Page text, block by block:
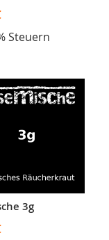
Steuern
3g